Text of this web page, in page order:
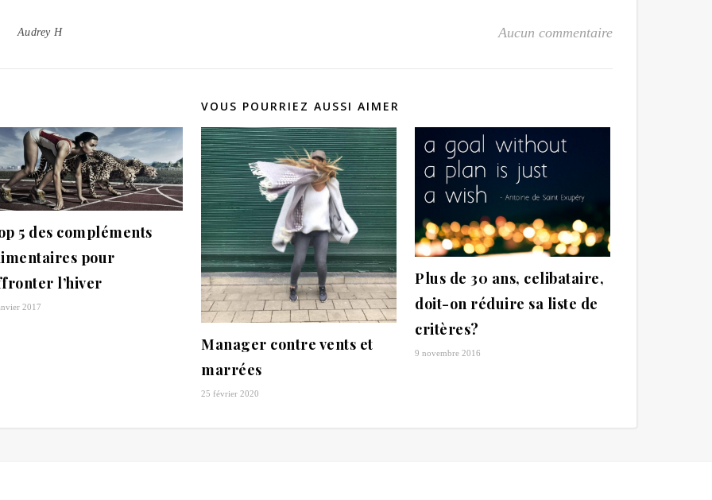
Audrey H Aucun commentaire
VOUS POURRIEZ AUSSI AIMER
5 des compléments
pour
l’hiver
2017
Manager contre vents et
marrées
25 février 2020
Plus de 30 ans, celibataire,
doit-on réduire sa liste de
critères?
9 novembre 2016